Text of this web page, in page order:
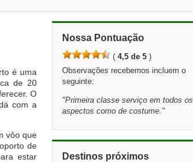
é uma
de 20
O
com a
vôo que
de
estar
Nossa Pontuação
( 4,5 de 5 )
Observações recebemos incluem o
seguinte:
"Primeira classe serviço em todos os
aspectos como de costume. "
Destinos próximos